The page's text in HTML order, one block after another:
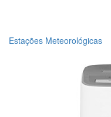
Estações Meteorológicas